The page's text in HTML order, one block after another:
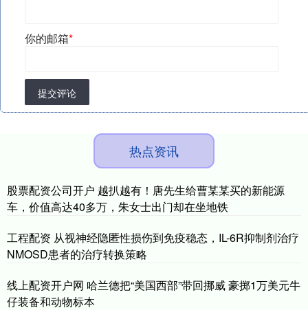
你的邮箱*
提交评论
热点资讯
股票配资公司开户 越扒越有！唐先生给曹某某买的新能源
车，价值高达40多万，朱女士出门却在坐地铁
工程配资 从视神经隐匿性损伤到免疫稳态，IL-6R抑制剂治疗
NMOSD患者的治疗转换策略
线上配资开户网 哈兰德把“美国西部”带回挪威 豪掷1万美元牛
仔装备和动物标本